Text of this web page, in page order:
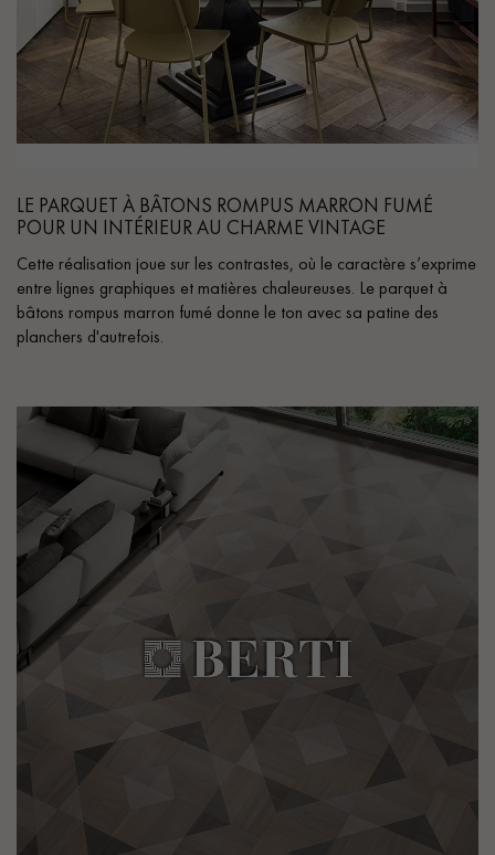
LE PARQUET À BÂTONS ROMPUS MARRON FUMÉ
POUR UN INTÉRIEUR AU CHARME VINTAGE
Cette réalisation joue sur les contrastes, où le caractère s’exprime
entre lignes graphiques et matières chaleureuses. Le parquet à
bâtons rompus marron fumé donne le ton avec sa patine des
planchers d'autrefois.